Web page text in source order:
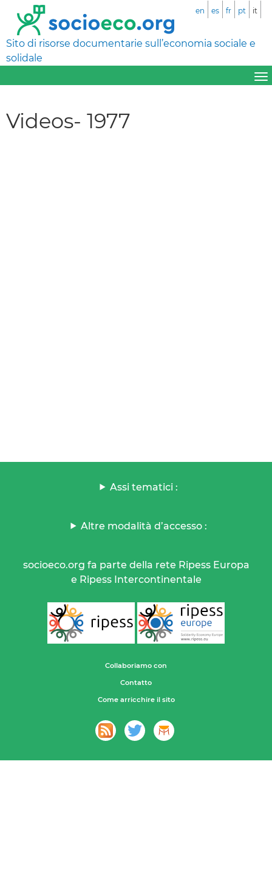
Sito di risorse documentarie sull’economia sociale e
solidale
en es fr pt it
Videos- 1977
Assi tematici :
Altre modalità d’accesso :
socioeco.org fa parte della rete Ripess Europa
e Ripess Intercontinentale
Collaboriamo con
Contatto
Come arricchire il sito